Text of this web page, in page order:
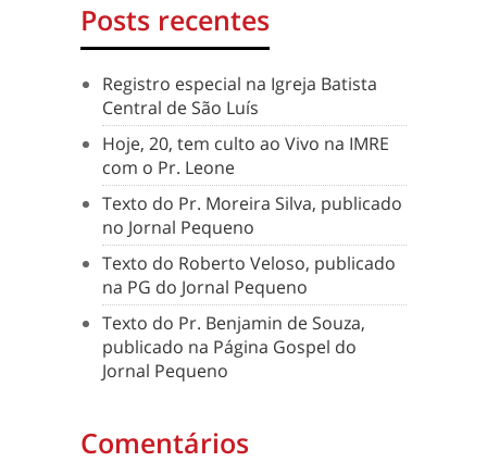
Posts recentes
Registro especial na Igreja Batista
Central de São Luís
Hoje, 20, tem culto ao Vivo na IMRE
com o Pr. Leone
Texto do Pr. Moreira Silva, publicado
no Jornal Pequeno
Texto do Roberto Veloso, publicado
na PG do Jornal Pequeno
Texto do Pr. Benjamin de Souza,
publicado na Página Gospel do
Jornal Pequeno
Comentários